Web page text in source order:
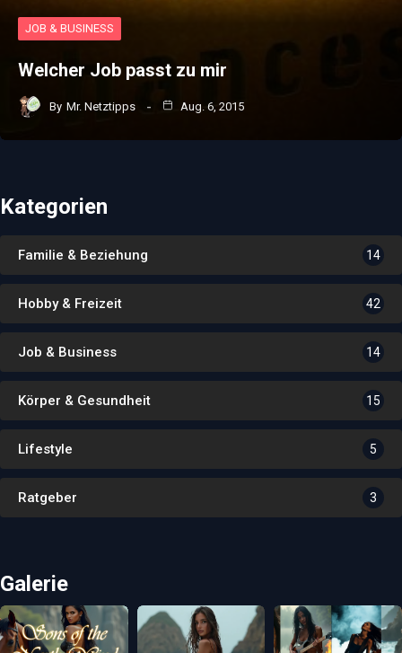
JOB & BUSINESS
Welcher Job passt zu mir
By Mr. Netztipps Aug. 6, 2015
Kategorien
Familie & Beziehung 14
Hobby & Freizeit 42
Job & Business 14
Körper & Gesundheit 15
Lifestyle 5
Ratgeber 3
Galerie